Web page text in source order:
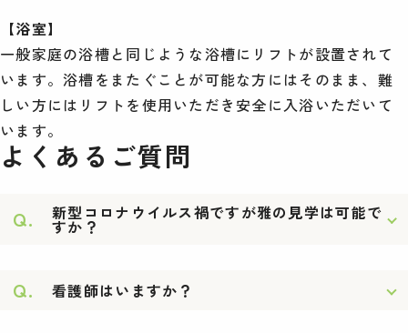
【浴室】
一般家庭の浴槽と同じような浴槽にリフトが設置されて
います。浴槽をまたぐことが可能な方にはそのまま、難
しい方にはリフトを使用いただき安全に入浴いただいて
います。
よくあるご質問
Q. 新型コロナウイルス禍ですが雅の見学は可能で
すか？
Q. 看護師はいますか？